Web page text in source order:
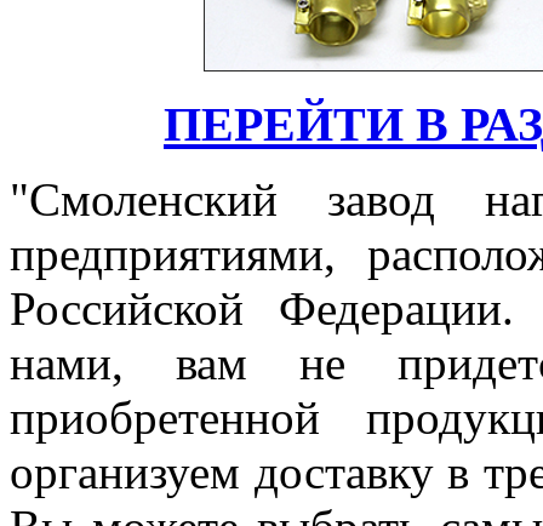
ПЕРЕЙТИ В
"Смоленский завод
предприятиями,
Российской
нами, вам не
приобретенной
организуем доставку в